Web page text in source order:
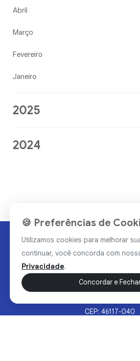
Abril
Março
Fevereiro
Janeiro
2025
2024
CEP: 46117-040
🍪 Preferências de
Utilizamos cookies para melhorar
continuar, você concorda com
Privacidade.
Concordar e